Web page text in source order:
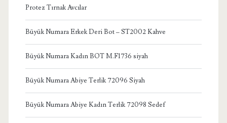
Protez Tırnak Avcılar
Büyük Numara Erkek Deri Bot – ST2002 Kahve
Büyük Numara Kadın BOT M.F1736 siyah
Büyük Numara Abiye Terlik 72096 Siyah
Büyük Numara Abiye Kadın Terlik 72098 Sedef